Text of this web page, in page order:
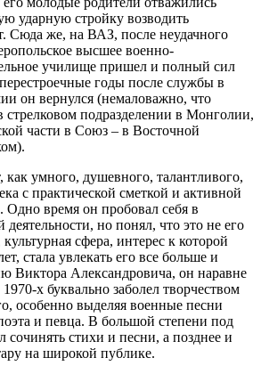
ударную стройку возводить
Сюда же, на ВАЗ, после неудачного
высшее военно-
училище пришел и полный сил
годы после службы в
он вернулся (немаловажно, что
стрелковом подразделении в Монголии,
части в Союз – в Восточной
как умного, душевного, талантливого,
с практической сметкой и активной
время он пробовал себя в
деятельности, но понял, что это не его
сфера, интерес к которой
стала увлекать его все больше и
Виктора Александровича, он наравне
х буквально заболел творчеством
особенно выделяя военные песни
и певца. В большой степени под
сочинять стихи и песни, а позднее и
на широкой публике.